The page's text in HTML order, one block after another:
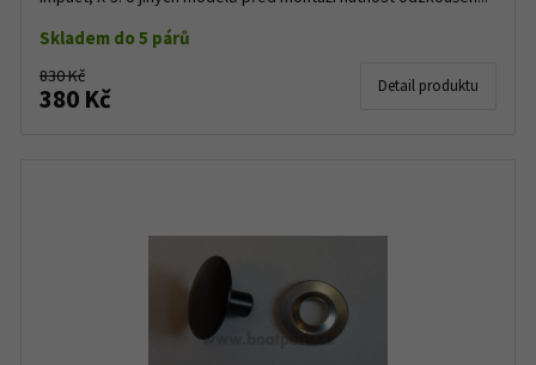
Skladem do 5 párů
830 Kč
380 Kč Detail produktu